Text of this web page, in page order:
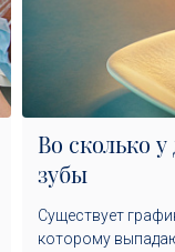
Во сколько
зубы
Существует
которому